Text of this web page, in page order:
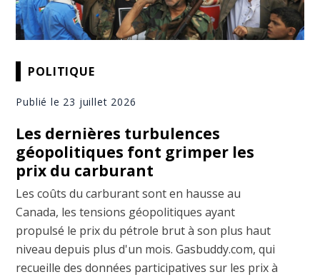
POLITIQUE
Publié le 23 juillet 2026
Les dernières turbulences
géopolitiques font grimper les
prix du carburant
Les coûts du carburant sont en hausse au
Canada, les tensions géopolitiques ayant
propulsé le prix du pétrole brut à son plus haut
niveau depuis plus d'un mois. Gasbuddy.com, qui
recueille des données participatives sur les prix à